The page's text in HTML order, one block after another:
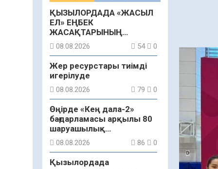
ҚЫЗЫЛОРДАДА «ЖАСЫЛ
ЕЛ» ЕҢБЕК
ЖАСАҚТАРЫНЫҢ
ҚАТЫСУЫМЕН
ЭКОЛОГИЯЛЫҚ СЕНБІЛІК
ӨТТІ
08.08.2026 54 0
Жер ресурстары тиімді
игерілуде
08.08.2026 79 0
Өңірде «Кең дала-2»
бағдарламасы арқылы 80
шаруашылық
қаржыландырылды
08.08.2026 86 0
Қызылордада